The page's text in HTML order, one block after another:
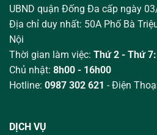
UBND quận Đống Đa cấp ngày
Địa chỉ duy nhất: 50A Phố Bà
Nội
Thời gian làm việc: Thứ 2 - Thứ
Chủ nhật: 8h00 - 16h00
Hotline: 0987 302 621 - Điện
DỊCH VỤ